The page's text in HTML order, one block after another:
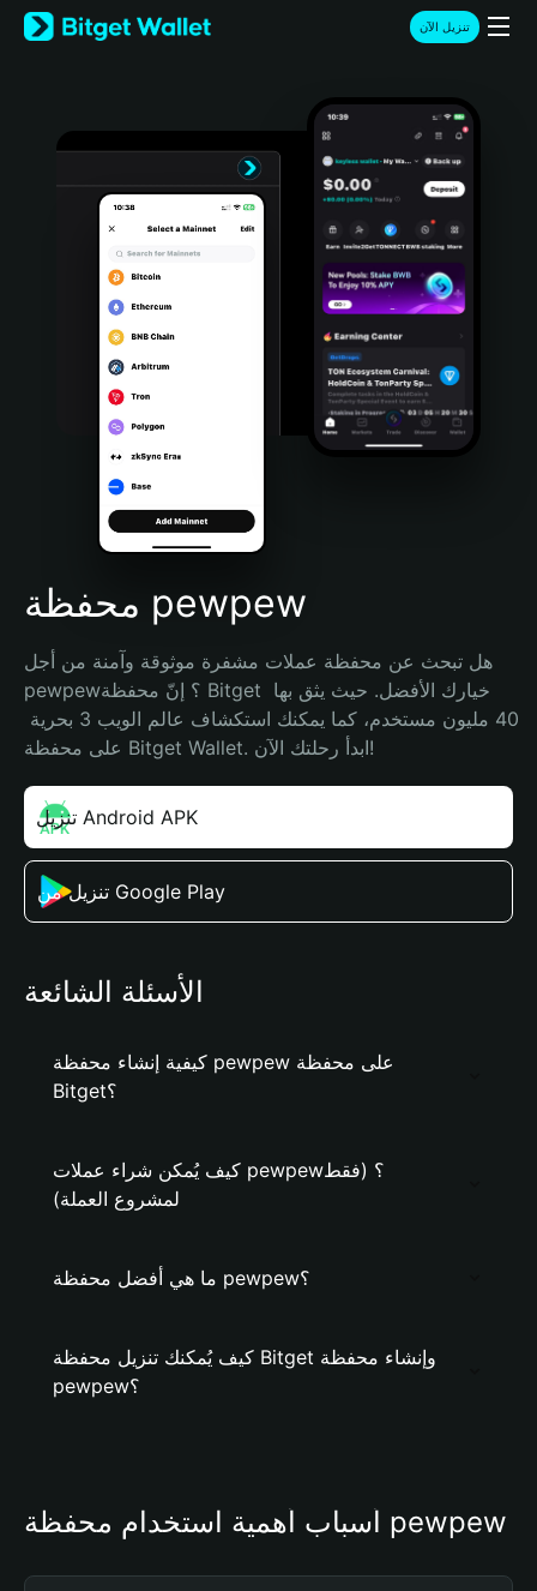
English
日本語
Türkçe
Português (Portugal)
Bahasa Indonesia
Português (Brasil)
Español (Argentina)
تنزيل الآن
محفظة pewpew
هل تبحث عن محفظة عملات مشفرة موثوقة وآمنة من أجل
pewpew؟ إنّ محفظة Bitget خيارك الأفضل. حيث يثق بها
على محفظة Bitget Wallet. ابدأ رحلتك الآن!
تنزيل Android APK
تنزيل من Google Play
الأسئلة الشائعة
كيفية إنشاء محفظة pewpew على محفظة
Bitget؟
كيف يُمكن شراء عملات pewpew؟ (فقط
لمشروع العملة)
ما هي أفضل محفظة pewpew؟
كيف يُمكنك تنزيل محفظة Bitget وإنشاء محفظة
pewpew؟
أسباب أهمية استخدام محفظة pewpew